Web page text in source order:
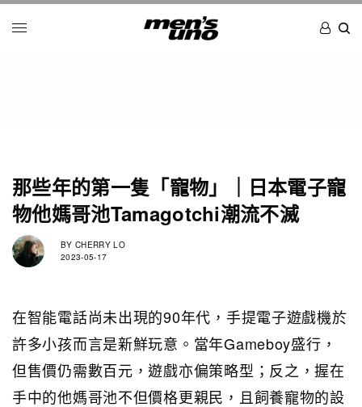
那些年的第一隻「寵物」｜日本電子寵
物他媽哥池Tamagotchi潮流不滅
BY CHERRY LO
2023-05-17
在智能電話尚未出現的90年代，手提電子遊戲機於
許多小孩而言是新鮮玩意。當年Gameboy盛行，
但售價仍需數百元，遊戲亦偏策略型；反之，握在
手中的他媽哥池不但價格更親民，且飼養寵物的設